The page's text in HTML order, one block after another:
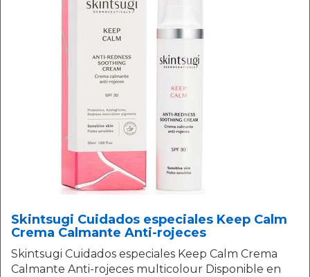
Skintsugi Cuidados especiales Keep Calm
Crema Calmante Anti-rojeces
Skintsugi Cuidados especiales Keep Calm Crema
Calmante Anti-rojeces multicolour Disponible en